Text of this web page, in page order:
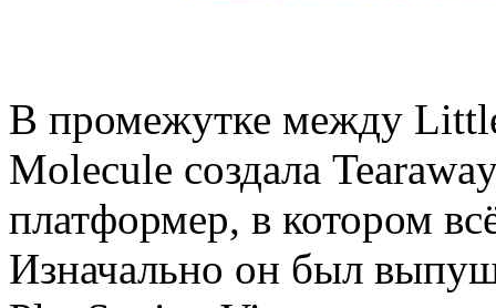
В промежутке между
Molecule создала
платформер, в котором
Изначально он был